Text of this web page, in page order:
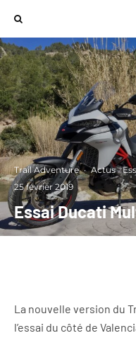
Trail Adventure · Actus
25 février 2019
Essai Ducati
La nouvelle version du
l’essai du côté de